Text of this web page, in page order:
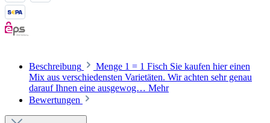
Beschreibung
Menge 1 = 1 Fisch Sie kaufen hier einen
Mix aus verschiedensten Varietäten. Wir achten sehr genau
darauf Ihnen eine ausgewog… Mehr
Bewertungen